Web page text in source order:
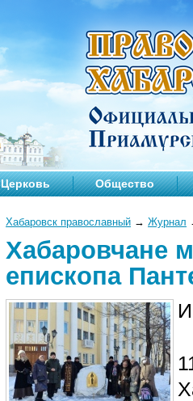
Церковь Общество
Хабаровск православный → Журнал
Хабаровчане
епископа